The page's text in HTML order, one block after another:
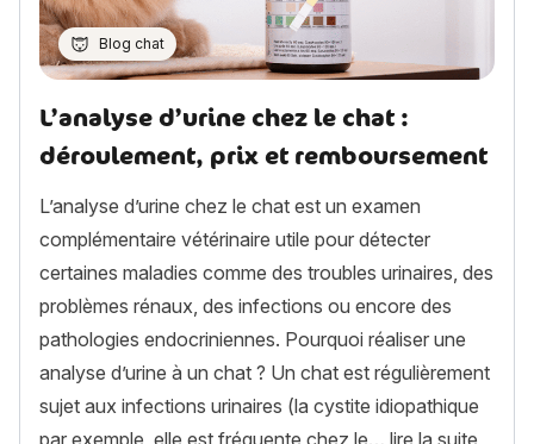
Blog chat
L’analyse d’urine chez le chat :
déroulement, prix et remboursement
L’analyse d’urine chez le chat est un examen
complémentaire vétérinaire utile pour détecter
certaines maladies comme des troubles urinaires, des
problèmes rénaux, des infections ou encore des
pathologies endocriniennes. Pourquoi réaliser une
analyse d’urine à un chat ? Un chat est régulièrement
sujet aux infections urinaires (la cystite idiopathique